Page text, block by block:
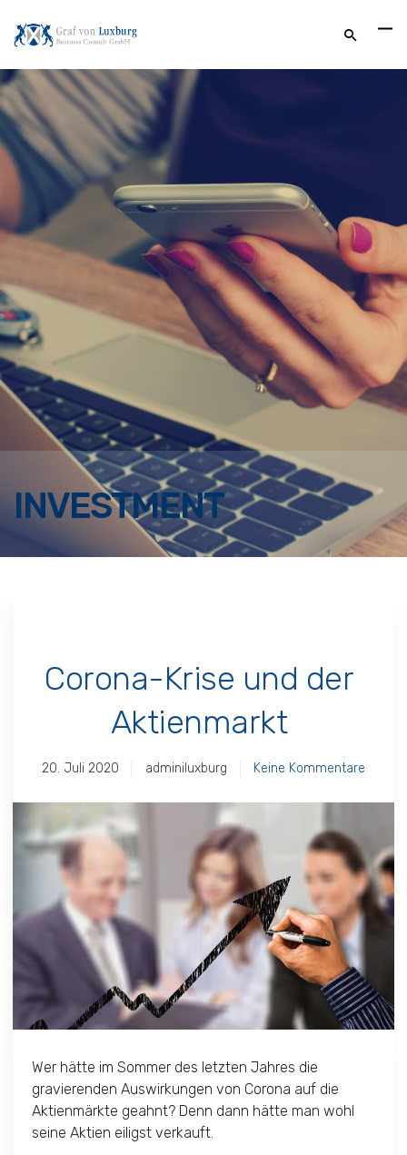
INVESTMENT
Corona-Krise und der
Aktienmarkt
20. Juli 2020 adminiluxburg Keine Kommentare
Wer hätte im Sommer des letzten Jahres die
gravierenden Auswirkungen von Corona auf die
Aktienmärkte geahnt? Denn dann hätte man wohl
seine Aktien eiligst verkauft.